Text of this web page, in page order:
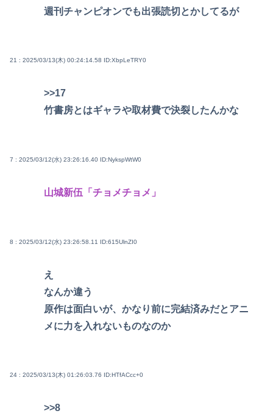
週刊チャンピオンでも出張読切とかしてるが
21 : 2025/03/13(木) 00:24:14.58 ID:XbpLeTRY0
>>17
竹書房とはギャラや取材費で決裂したんかな
7 : 2025/03/12(水) 23:26:16.40 ID:NykspWtW0
山城新伍「チョメチョメ」
8 : 2025/03/12(水) 23:26:58.11 ID:615UlnZI0
え
なんか違う
原作は面白いが、かなり前に完結済みだとアニ
メに力を入れないものなのか
24 : 2025/03/13(木) 01:26:03.76 ID:HTfACcc+0
>>8